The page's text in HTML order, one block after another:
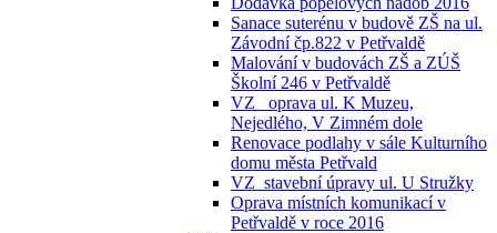
Sanace suterénu v budově ZŠ na ul.
Závodní čp.822 v Petřvaldě
Malování v budovách ZŠ a ZÚŠ
Školní 246 v Petřvaldě
VZ_ oprava ul. K Muzeu,
Nejedlého, V Zimném dole
Renovace podlahy v sále Kulturního
domu města Petřvald
VZ_stavební úpravy ul. U Stružky
Oprava místních komunikací v
Petřvaldě v roce 2016